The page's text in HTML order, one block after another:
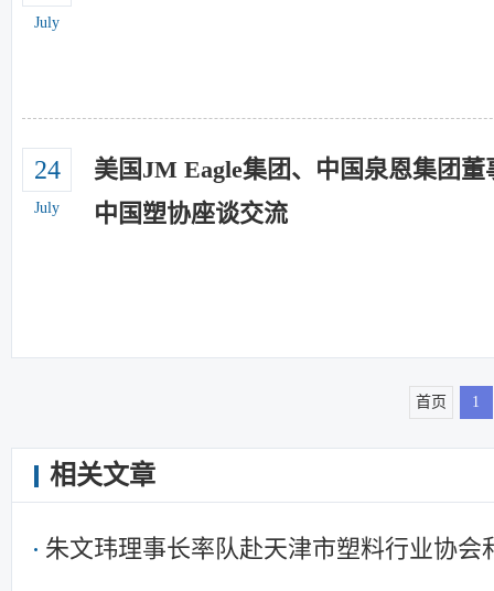
July
24
July
美国JM Eagle集团、中国泉恩集团
中国塑协座谈交流
首页 1
相关文章
朱文玮理事长率队赴天津市塑料行业协会